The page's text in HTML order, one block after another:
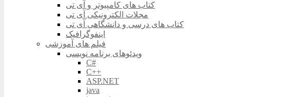
کتاب های کامپیوتر و آی تی
مجلات الکترونیکی آی تی
کتاب های درسی و دانشگاهی آی تی
اینفوگرافیک
فیلم های آموزشی
ویدئوهای برنامه نویسی
C#
C++
ASP.NET
java